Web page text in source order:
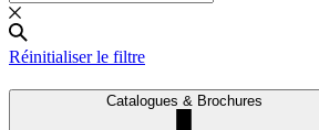
Réinitialiser le filtre
Catalogues & Brochures